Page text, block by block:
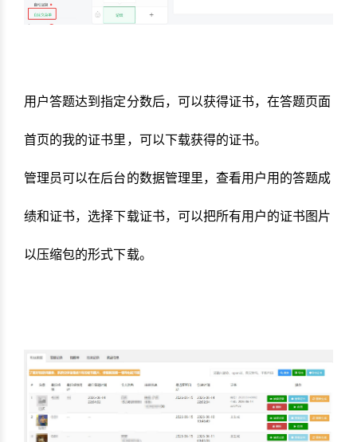
用户答题达到指定分数后，可以获得证书，在答题页面
首页的我的证书里，可以下载获得的证书。
管理员可以在后台的数据管理里，查看用户用的答题成
绩和证书，选择下载证书，可以把所有用户的证书图片
以压缩包的形式下载。